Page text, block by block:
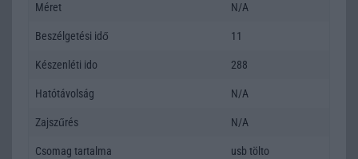
Méret N/A
Beszélgetési idő 11
Készenléti ido 288
Hatótávolság N/A
Zajszűrés N/A
Csomag tartalma usb tölto